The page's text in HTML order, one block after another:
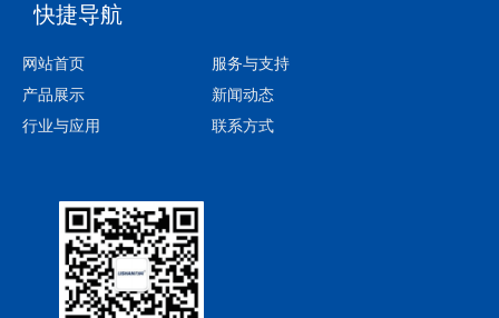
快捷导航
网站首页
产品展示
行业与应用
服务与支持
新闻动态
联系方式